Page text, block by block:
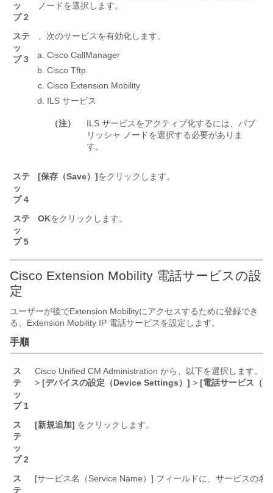
ッ
プ 2
ノードを選択します。
ステ
ッ
プ 3
、次のサービスを有効化します。
Cisco CallManager
Cisco Tftp
Cisco Extension Mobility
ILS サービス
（注）
ILS サービスをアクティブ化するには、パブ
リッシャ ノードを選択する必要がありま
す。
ステ
ッ
プ 4
[保存（Save）]をクリックします。
ステ
ッ
プ 5
OKをクリックします。
Cisco Extension Mobility 電話サービスの設
定
ユーザーが後でExtension Mobilityにアクセスするために登録でき
る、Extension Mobility IP 電話サービスを設定します。
手順
ス
テ
ッ
プ 1
Cisco Unified CM Administration から、以下を選択します。 [
> [デバイスの設定（Device Settings）] > [電話サービス（
ス
テ
ッ
プ 2
[新規追加] をクリックします。
ス
テ
[サービス名（Service Name）] フィールドに、サービスの名